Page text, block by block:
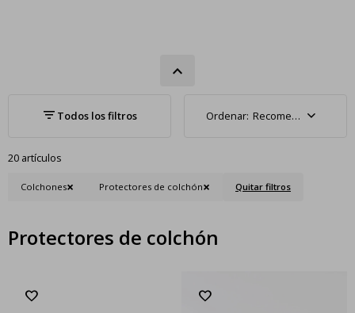
Recomendados
20 artículos
Colchones Protectores de colchón Quitar filtros
Protectores de colchón